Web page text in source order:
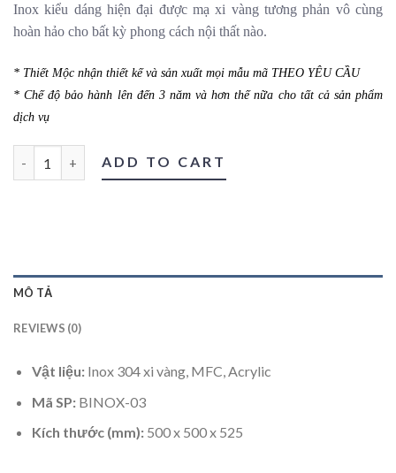
Inox kiểu dáng hiện đại được mạ xi vàng tương phản vô cùng
hoàn hảo cho bất kỳ phong cách nội thất nào.
* Thiết Mộc nhận thiết kế và sản xuất mọi mẫu mã THEO YÊU CẦU
* Chế độ bảo hành lên đến 3 năm và hơn thế nữa cho tất cả sản phẩm
dịch vụ
Bàn inox 03 quantityADD TO CART
MÔ TẢ
REVIEWS (0)
Vật liệu:Inox 304 xi vàng, MFC, Acrylic
Mã SP:BINOX-03
Kích thước (mm):500 x 500 x 525